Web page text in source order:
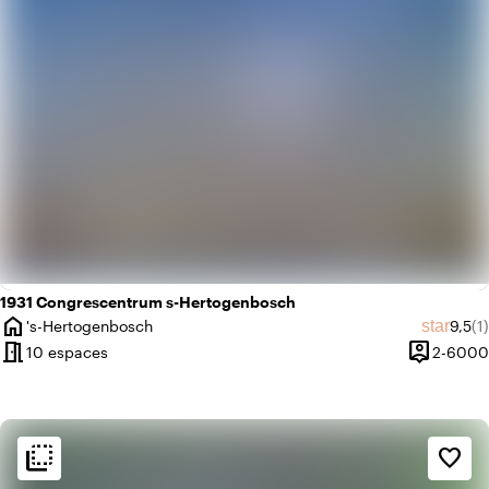
1931 Congrescentrum s-Hertogenbosch
home
Ville
's-Hertogenbosch starNote
9,5(1)
meeting_room10 espaces person_pin
Capacité
2-6000
flip_to_back favorite_border
flip_to_back Ambiance